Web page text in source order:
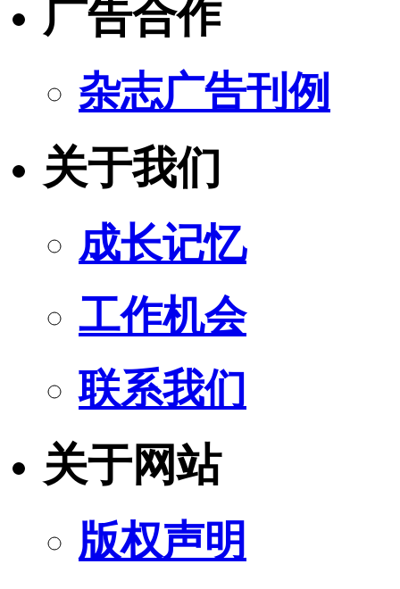
广告合作
杂志广告刊例
关于我们
成长记忆
工作机会
联系我们
关于网站
版权声明